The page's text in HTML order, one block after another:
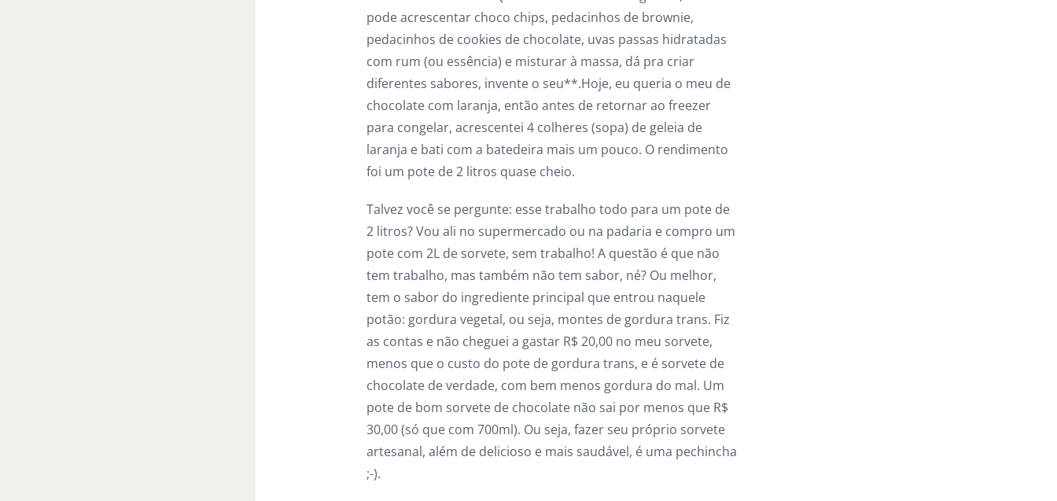
pode acrescentar choco chips, pedacinhos de brownie,
pedacinhos de cookies de chocolate, uvas passas hidratadas
com rum (ou essência) e misturar à massa, dá pra criar
diferentes sabores, invente o seu**.Hoje, eu queria o meu de
chocolate com laranja, então antes de retornar ao freezer
para congelar, acrescentei 4 colheres (sopa) de geleia de
laranja e bati com a batedeira mais um pouco. O rendimento
foi um pote de 2 litros quase cheio.
Talvez você se pergunte: esse trabalho todo para um pote de
2 litros? Vou ali no supermercado ou na padaria e compro um
pote com 2L de sorvete, sem trabalho! A questão é que não
tem trabalho, mas também não tem sabor, né? Ou melhor,
tem o sabor do ingrediente principal que entrou naquele
potão: gordura vegetal, ou seja, montes de gordura trans. Fiz
as contas e não cheguei a gastar R$ 20,00 no meu sorvete,
menos que o custo do pote de gordura trans, e é sorvete de
chocolate de verdade, com bem menos gordura do mal. Um
pote de bom sorvete de chocolate não sai por menos que R$
30,00 (só que com 700ml). Ou seja, fazer seu próprio sorvete
artesanal, além de delicioso e mais saudável, é uma pechincha
;-).